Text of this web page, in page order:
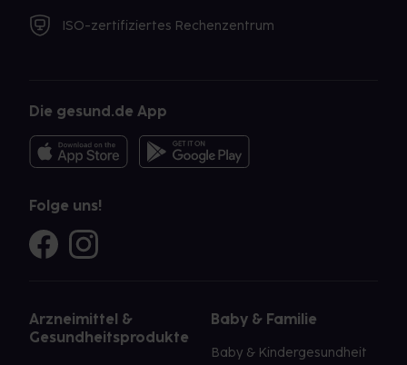
ISO-zertifiziertes Rechenzentrum
Die gesund.de App
Folge uns!
Arzneimittel &
Gesundheitsprodukte
Baby & Familie
Baby & Kindergesundheit